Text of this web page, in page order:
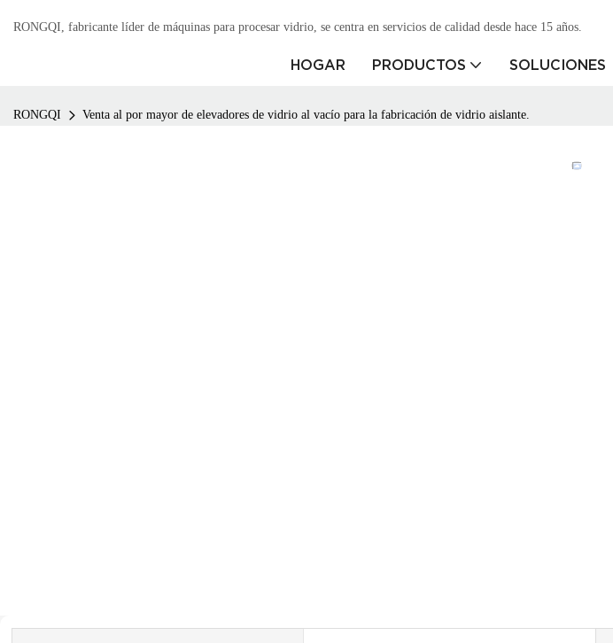
RONGQI, fabricante líder de máquinas para procesar vidrio, se centra en servicios de calidad desde hace 15 años.
HOGAR PRODUCTOS SOLUCIONES
RONGQI Venta al por mayor de elevadores de vidrio al vacío para la fabricación de vidrio aislante.